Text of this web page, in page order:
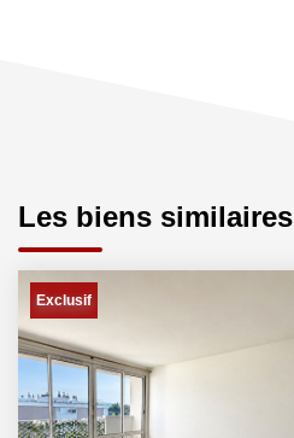
Les biens similaires